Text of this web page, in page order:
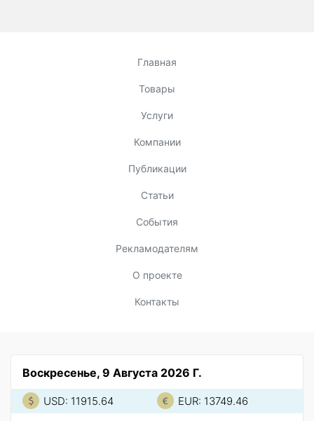
Главная
Товары
Услуги
Компании
Публикации
Статьи
События
Рекламодателям
О проекте
Контакты
Воскресенье, 9 Августа 2026 Г.
USD: 11915.64 EUR: 13749.46